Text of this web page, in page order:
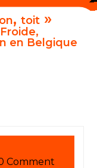
, toit »
en Belgique
Comment